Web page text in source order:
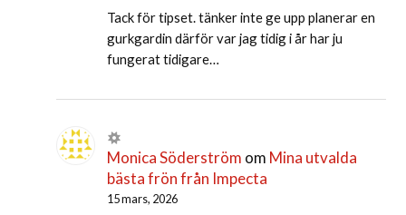
Tack för tipset. tänker inte ge upp planerar en
gurkgardin därför var jag tidig i år har ju
fungerat tidigare…
Monica Söderström om Mina utvalda
bästa frön från Impecta
15 mars, 2026